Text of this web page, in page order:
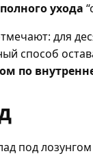
ухода
для
способ
по
под